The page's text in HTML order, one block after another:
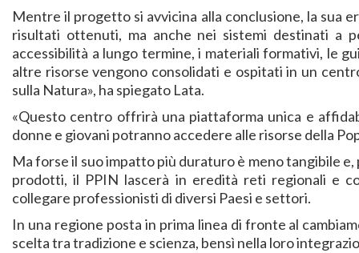
Mentre il progetto si avvicina alla conclusione, la sua
risultati ottenuti, ma anche nei sistemi destinati a
accessibilità a lungo termine, i materiali formativi, le
altre risorse vengono consolidati e ospitati in un
sulla Natura», ha spiegato Lata.
«Questo centro offrirà una piattaforma unica e
donne e giovani potranno accedere alle risorse della
Ma forse il suo impatto più duraturo è meno tangibile
prodotti, il PPIN lascerà in eredità reti regionali e
collegare professionisti di diversi Paesi e settori.
In una regione posta in prima linea di fronte al
scelta tra tradizione e scienza, bensì nella loro